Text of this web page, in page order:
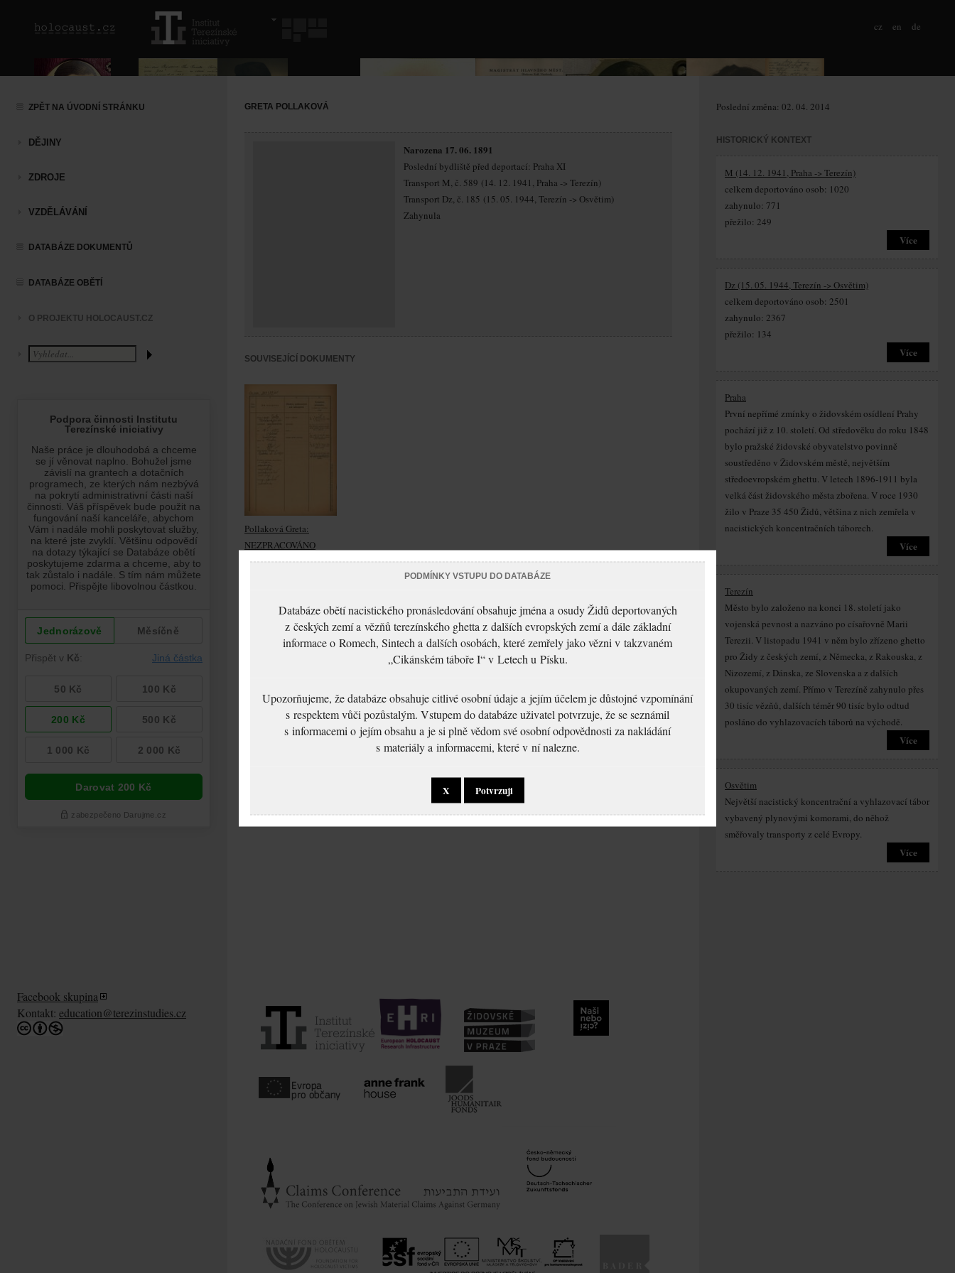
cz en de
ZPĚT NA ÚVODNÍ STRÁNKU
DĚJINY
ZDROJE
VZDĚLÁVÁNÍ
DATABÁZE DOKUMENTŮ
DATABÁZE OBĚTÍ
O PROJEKTU HOLOCAUST.CZ
GRETA POLLAKOVÁ
Narozena 17. 06. 1891
Poslední bydliště před deportací: Praha XI
Transport M, č. 589 (14. 12. 1941, Praha -> Terezín)
Transport Dz, č. 185 (15. 05. 1944, Terezín -> Osvětim)
Zahynula
SOUVISEJÍCÍ DOKUMENTY
Pollaková Greta:
NEZPRACOVÁNO
Poslední změna: 02. 04. 2014
HISTORICKÝ KONTEXT
M (14. 12. 1941, Praha -> Terezín)
celkem deportováno osob: 1020
zahynulo: 771
přežilo: 249
Více
Dz (15. 05. 1944, Terezín -> Osvětim)
celkem deportováno osob: 2501
zahynulo: 2367
přežilo: 134
Více
Praha
První nepřímé zmínky o židovském osídlení Prahy
pochází již z 10. století. Od středověku do roku 1848
bylo pražské židovské obyvatelstvo povinně
soustředěno v Židovském městě, největším
středoevropském ghettu. V letech 1896-1911 byla
velká část židovského města zbořena. V roce 1930
žilo v Praze 35 450 Židů, většina z nich zemřela v
nacistických koncentračních táborech.
Více
Terezín
Město bylo založeno na konci 18. století jako
vojenská pevnost a nazváno po císařovně Marii
Terezii. V listopadu 1941 v něm bylo zřízeno ghetto
pro Židy z českých zemí, z Německa, z Rakouska, z
Nizozemí, z Dánska, ze Slovenska a z dalších
okupovaných zemí. Přímo v Terezíně zahynulo přes
30 tisíc vězňů, dalších téměr 90 tisíc bylo odtud
posláno do vyhlazovacích táborů na východě.
Více
Osvětim
Největší nacistický koncentrační a vyhlazovací tábor
vybavený plynovými komorami, do něhož
směřovaly transporty z celé Evropy.
Více
Facebook skupina
Kontakt: education@terezinstudies.cz
PODMÍNKY VSTUPU DO DATABÁZE
Databáze obětí nacistického pronásledování obsahuje jména a osudy Židů deportovaných
z českých zemí a vězňů terezínského ghetta z dalších evropských zemí a dále základní
informace o Romech, Sintech a dalších osobách, které zemřely jako vězni v takzvaném
„Cikánském táboře I“ v Letech u Písku.
Upozorňujeme, že databáze obsahuje citlivé osobní údaje a jejím účelem je důstojné vzpomínání
s respektem vůči pozůstalým. Vstupem do databáze uživatel potvrzuje, že se seznámil
s informacemi o jejím obsahu a je si plně vědom své osobní odpovědnosti za nakládání
s materiály a informacemi, které v ní nalezne.
X Potvrzuji